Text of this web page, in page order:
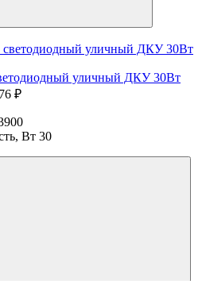
уличный ДКУ 30Вт
₽
Вт 30